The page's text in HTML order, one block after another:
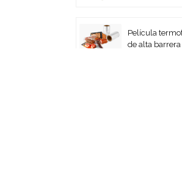
Película
de alta